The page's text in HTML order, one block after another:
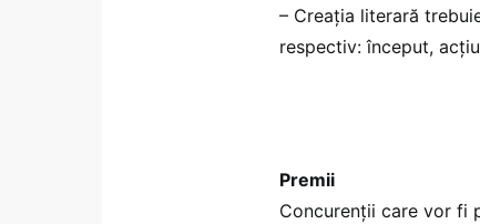
– Creația literară
respectiv: început,
Premii
Concurenții care vor fi